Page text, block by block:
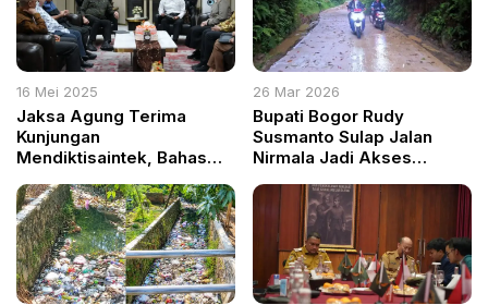
16 Mei 2025
Jaksa Agung Terima
Kunjungan
Mendiktisaintek, Bahas
Hukum di Dunia
Pendidikan Tinggi
26 Mar 2026
Bupati Bogor Rudy
Susmanto Sulap Jalan
Nirmala Jadi Akses
Kini Diserbu Wisatawan